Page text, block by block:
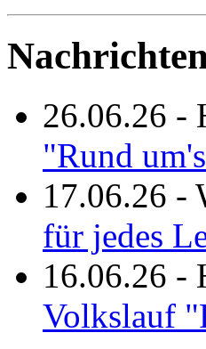
26.06.26 -
"Rund
17.06.26 -
für jedes
16.06.26 -
Volkslauf